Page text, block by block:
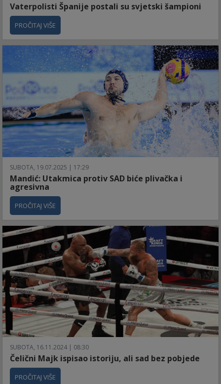
Vaterpolisti Španije postali su svjetski šampioni
PROČITAJ VIŠE
SUBOTA, 19.07.2025 | 17:29
Mandić: Utakmica protiv SAD biće plivačka i
agresivna
PROČITAJ VIŠE
SUBOTA, 16.11.2024 | 08:30
Čelični Majk ispisao istoriju, ali sad bez pobjede
PROČITAJ VIŠE